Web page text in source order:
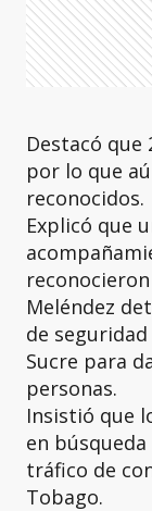
Destacó que
por lo que
reconocidos.
Explicó que
Meléndez
de
Sucre para
personas.
Insistió que
en
tráfico de
Tobago.